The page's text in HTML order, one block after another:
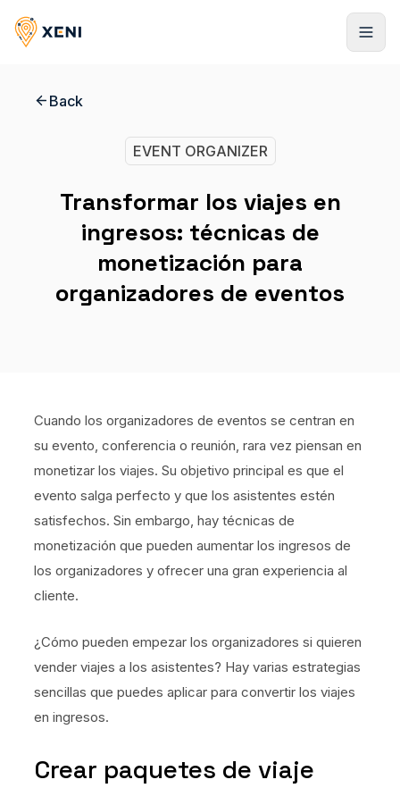
Back
EVENT ORGANIZER
Transformar los viajes en
ingresos: técnicas de
monetización para
organizadores de eventos
Cuando los organizadores de eventos se centran en
su evento, conferencia o reunión, rara vez piensan en
monetizar los viajes. Su objetivo principal es que el
evento salga perfecto y que los asistentes estén
satisfechos. Sin embargo, hay técnicas de
monetización que pueden aumentar los ingresos de
los organizadores y ofrecer una gran experiencia al
cliente.
¿Cómo pueden empezar los organizadores si quieren
vender viajes a los asistentes? Hay varias estrategias
sencillas que puedes aplicar para convertir los viajes
en ingresos.
Crear paquetes de viaje